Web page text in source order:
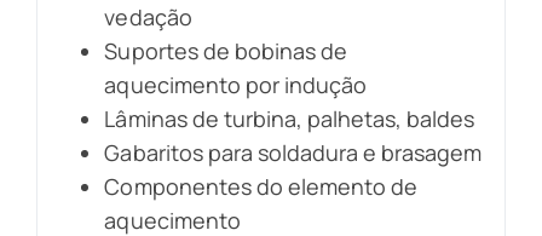
vedação
Suportes de bobinas de
aquecimento por indução
Lâminas de turbina, palhetas, baldes
Gabaritos para soldadura e brasagem
Componentes do elemento de
aquecimento